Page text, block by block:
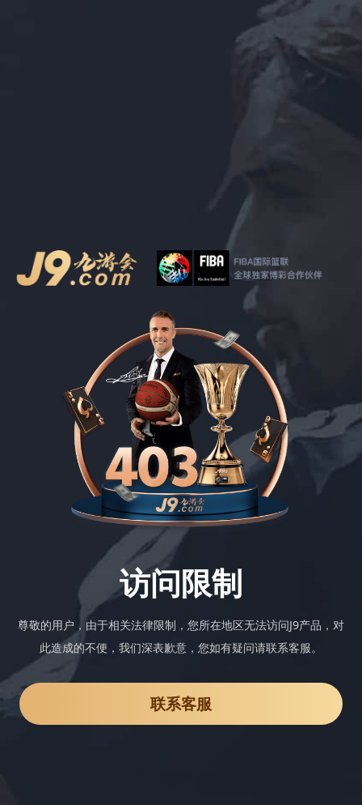
访问限制
尊敬的用户，由于相关法律限制，您所在地区无法访问J9产品，对
此造成的不便，我们深表歉意，您如有疑问请联系客服。
联系客服